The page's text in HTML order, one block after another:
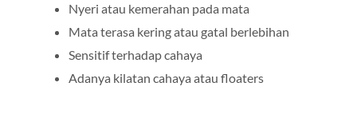
Nyeri atau kemerahan pada mata
Mata terasa kering atau gatal berlebihan
Sensitif terhadap cahaya
Adanya kilatan cahaya atau floaters